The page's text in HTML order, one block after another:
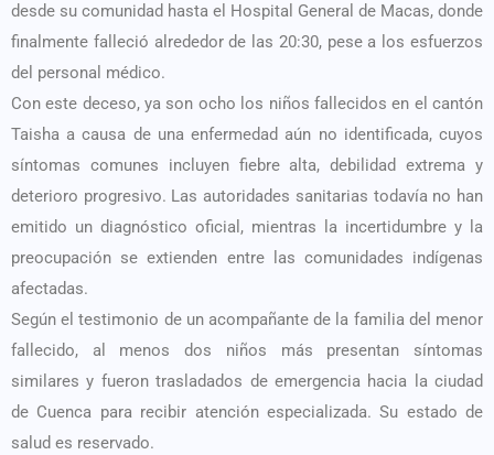
desde su comunidad hasta el Hospital General de Macas, donde
finalmente falleció alrededor de las 20:30, pese a los esfuerzos
del personal médico.
Con este deceso, ya son ocho los niños fallecidos en el cantón
Taisha a causa de una enfermedad aún no identificada, cuyos
síntomas comunes incluyen fiebre alta, debilidad extrema y
deterioro progresivo. Las autoridades sanitarias todavía no han
emitido un diagnóstico oficial, mientras la incertidumbre y la
preocupación se extienden entre las comunidades indígenas
afectadas.
Según el testimonio de un acompañante de la familia del menor
fallecido, al menos dos niños más presentan síntomas
similares y fueron trasladados de emergencia hacia la ciudad
de Cuenca para recibir atención especializada. Su estado de
salud es reservado.